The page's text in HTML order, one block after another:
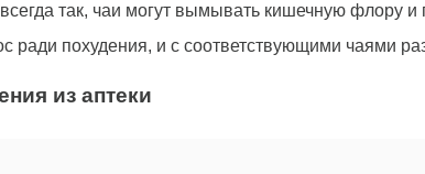
так, чаи могут вымывать кишечную
ради похудения, и с соответствующими чаями
из аптеки